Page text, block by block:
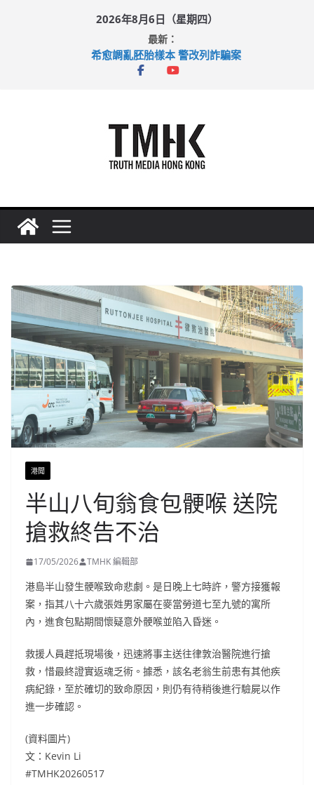
2026年8月6日（星期四）
最新：
希愈調亂胚胎樣本 警改列詐騙案
足球盛會次場激戰 祖雲達斯挫車路士
港聞
半山八旬翁食包骾喉 送院
搶救終告不治
17/05/2026 TMHK 編輯部
港島半山發生骾喉致命悲劇。是日晚上七時許，警方接獲報
案，指其八十六歲張姓男家屬在麥當勞道七至九號的寓所
內，進食包點期間懷疑意外骾喉並陷入昏迷。
救援人員趕抵現場後，迅速將事主送往律敦治醫院進行搶
救，惜最終證實返魂乏術。據悉，該名老翁生前患有其他疾
病紀錄，至於確切的致命原因，則仍有待稍後進行驗屍以作
進一步確認。
(資料圖片)
文：Kevin Li
#TMHK20260517